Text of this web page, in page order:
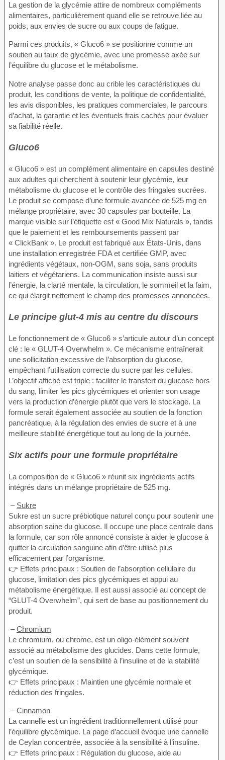
La gestion de la glycémie attire de nombreux compléments
alimentaires, particulièrement quand elle se retrouve liée au
poids, aux envies de sucre ou aux coups de fatigue.
Parmi ces produits, « Gluco6 » se positionne comme un
soutien au taux de glycémie, avec une promesse axée sur
l’équilibre du glucose et le métabolisme.
Notre analyse passe donc au crible les caractéristiques du
produit, les conditions de vente, la politique de confidentialité,
les avis disponibles, les pratiques commerciales, le parcours
d’achat, la garantie et les éventuels frais cachés pour évaluer
sa fiabilité réelle.
Gluco6
« Gluco6 » est un complément alimentaire en capsules destiné
aux adultes qui cherchent à soutenir leur glycémie, leur
métabolisme du glucose et le contrôle des fringales sucrées.
Le produit se compose d’une formule avancée de 525 mg en
mélange propriétaire, avec 30 capsules par bouteille. La
marque visible sur l’étiquette est « Good Mix Naturals », tandis
que le paiement et les remboursements passent par
« ClickBank ». Le produit est fabriqué aux États-Unis, dans
une installation enregistrée FDA et certifiée GMP, avec
ingrédients végétaux, non-OGM, sans soja, sans produits
laitiers et végétariens. La communication insiste aussi sur
l’énergie, la clarté mentale, la circulation, le sommeil et la faim,
ce qui élargit nettement le champ des promesses annoncées.
Le principe glut-4 mis au centre du discours
Le fonctionnement de « Gluco6 » s’articule autour d’un concept
clé : le « GLUT-4 Overwhelm ». Ce mécanisme entraînerait
une sollicitation excessive de l’absorption du glucose,
empêchant l’utilisation correcte du sucre par les cellules.
L’objectif affiché est triple : faciliter le transfert du glucose hors
du sang, limiter les pics glycémiques et orienter son usage
vers la production d’énergie plutôt que vers le stockage. La
formule serait également associée au soutien de la fonction
pancréatique, à la régulation des envies de sucre et à une
meilleure stabilité énergétique tout au long de la journée.
Six actifs pour une formule propriétaire
La composition de « Gluco6 » réunit six ingrédients actifs
intégrés dans un mélange propriétaire de 525 mg.
– Sukre
Sukre est un sucre prébiotique naturel conçu pour soutenir une
absorption saine du glucose. Il occupe une place centrale dans
la formule, car son rôle annoncé consiste à aider le glucose à
quitter la circulation sanguine afin d’être utilisé plus
efficacement par l’organisme.
👉 Effets principaux : Soutien de l’absorption cellulaire du
glucose, limitation des pics glycémiques et appui au
métabolisme énergétique. Il est aussi associé au concept de
“GLUT-4 Overwhelm”, qui sert de base au positionnement du
produit.
–Chromium
Le chromium, ou chrome, est un oligo-élément souvent
associé au métabolisme des glucides. Dans cette formule,
c’est un soutien de la sensibilité à l’insuline et de la stabilité
glycémique.
👉 Effets principaux : Maintien une glycémie normale et
réduction des fringales.
–Cinnamon
La cannelle est un ingrédient traditionnellement utilisé pour
l’équilibre glycémique. La page d’accueil évoque une cannelle
de Ceylan concentrée, associée à la sensibilité à l’insuline.
👉 Effets principaux : Régulation du glucose, aide au